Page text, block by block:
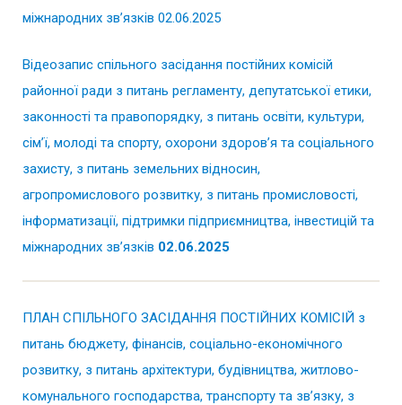
міжнародних зв’язків 02.06.2025
Відеозапис спільного засідання постійних комісій
районної ради з питань регламенту, депутатської етики,
законності та правопорядку, з питань освіти, культури,
сім’ї, молоді та спорту, охорони здоров’я та соціального
захисту, з питань земельних відносин,
агропромислового розвитку, з питань промисловості,
інформатизації, підтримки підприємництва, інвестицій та
міжнародних зв’язків 02.06.2025
ПЛАН СПІЛЬНОГО ЗАСІДАННЯ ПОСТІЙНИХ КОМІСІЙ з
питань бюджету, фінансів, соціально-економічного
розвитку, з питань архітектури, будівництва, житлово-
комунального господарства, транспорту та зв’язку, з